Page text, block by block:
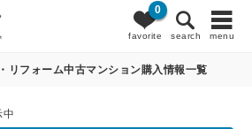
favorite
0
search menu
条件変更
リフォーム中古マンション購入情報一覧
中